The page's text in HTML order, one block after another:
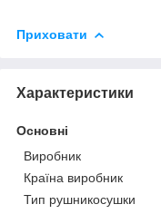
Приховати
Характеристики
Основні
Виробник
Країна виробник
Тип рушникосушки